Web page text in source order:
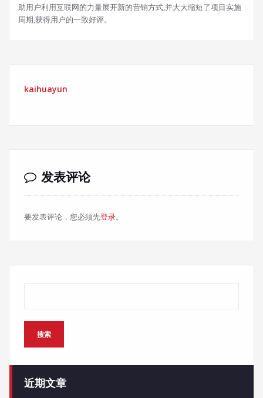
助用户利用互联网的力量展开新的营销方式,并大大缩短了项目实施
周期,获得用户的一致好评。
kaihuayun
发表评论
要发表评论，您必须先登录。
搜索
近期文章